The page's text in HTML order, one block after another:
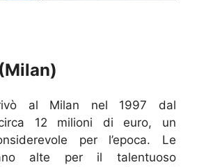
al Milan nel 1997 dal
12 milioni di euro, un
per l’epoca. Le
alte per il talentuoso